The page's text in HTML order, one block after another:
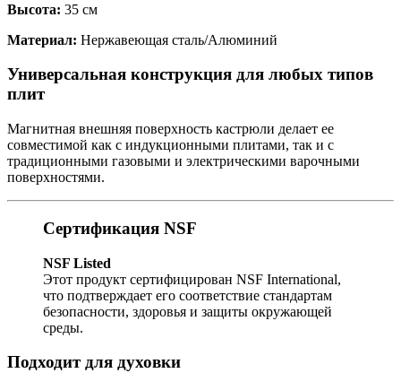
Высота: 35 см
Материал: Нержавеющая сталь/Алюминий
Универсальная конструкция для любых типов
плит
Магнитная внешняя поверхность кастрюли делает ее
совместимой как с индукционными плитами, так и с
традиционными газовыми и электрическими варочными
поверхностями.
Сертификация NSF
NSF Listed
Этот продукт сертифицирован NSF International,
что подтверждает его соответствие стандартам
безопасности, здоровья и защиты окружающей
среды.
Подходит для духовки